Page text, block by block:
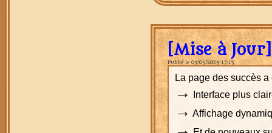
[Mise à
Publié le 05/05/2025 17:13
La page des succès
→ Interface plus
→ Affichage